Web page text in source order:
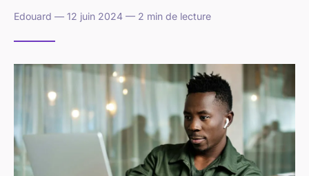
Edouard — 12 juin 2024 — 2 min de lecture